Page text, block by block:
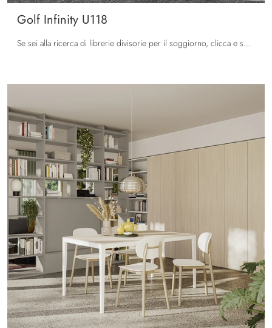
Golf Infinity U118
Se sei alla ricerca di librerie divisorie per il soggiorno, clicca e scopri le nostre soluzioni moderne: il modello Golf Infinity U118 Colombini Casa ...